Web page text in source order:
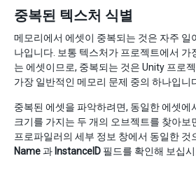
중복된 텍스처 식별
메모리에서 에셋이 중복되는 것은 자주 일
나입니다. 보통 텍스처가 프로젝트에서 가
는 에셋이므로, 중복되는 것은 Unity 프로
가장 일반적인 메모리 문제 중의 하나입니
중복된 에셋을 파악하려면, 동일한 에셋에
크기를 가지는 두 개의 오브젝트를 찾아보
프로파일러의 세부 정보 창에서 동일한 것
Name과 InstanceID 필드를 확인해 보십